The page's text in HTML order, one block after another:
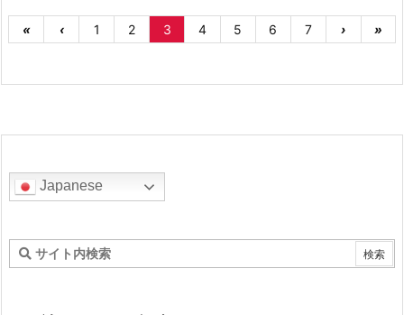
« ‹ 1 2 3 4 5 6 7 › »
Japanese